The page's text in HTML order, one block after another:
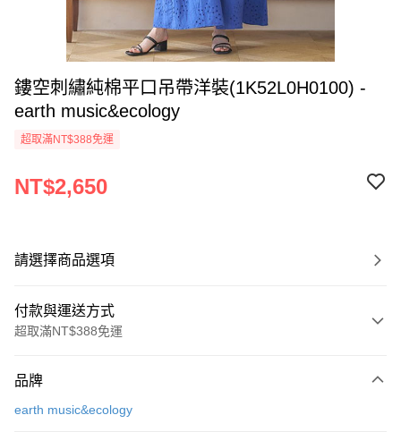
鏤空刺繡純棉平口吊帶洋裝(1K52L0H0100) -
earth music&ecology
超取滿NT$388免運
NT$2,650
請選擇商品選項
付款與運送方式
超取滿NT$388免運
信用卡一次付款
品牌
earth music&ecology